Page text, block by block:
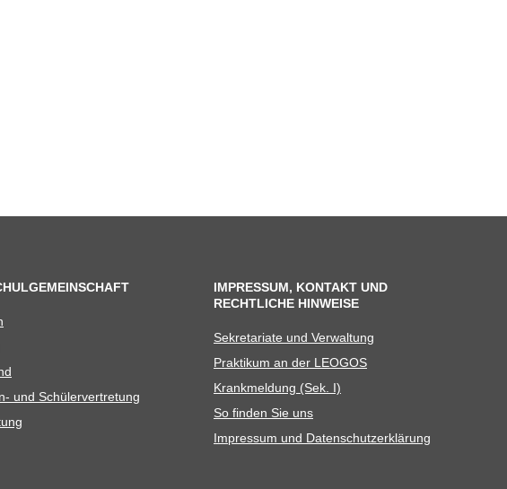
und Schülervertretung
IMPRESSUM, KONTAKT UND
RECHTLICHE HINWEISE
Sekre­ta­riate und Verwaltung
Prak­ti­kum an der LEOGOS
Krank­mel­dung (Sek. I)
So fin­den Sie uns
Impres­sum und Datenschutzerklärung